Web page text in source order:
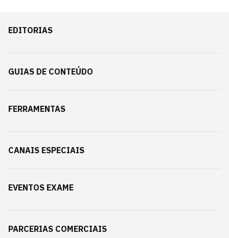
EDITORIAS
GUIAS DE CONTEÚDO
FERRAMENTAS
CANAIS ESPECIAIS
EVENTOS EXAME
PARCERIAS COMERCIAIS